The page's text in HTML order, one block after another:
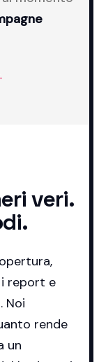
veri.
i report e
Noi
rende
un